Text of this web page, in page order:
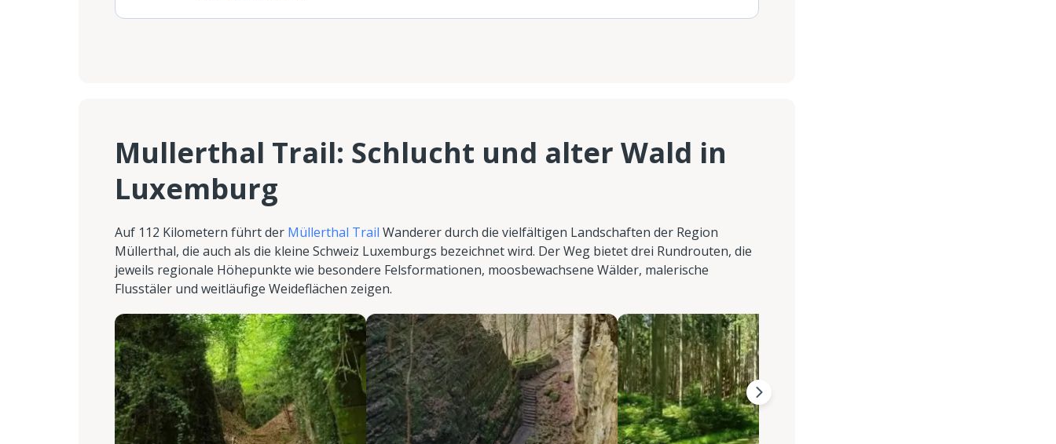
Mullerthal Trail: Schlucht und alter Wald in
Luxemburg
Auf 112 Kilometern führt der Müllerthal Trail Wanderer durch die vielfältigen Landschaften der Region
Müllerthal, die auch als die kleine Schweiz Luxemburgs bezeichnet wird. Der Weg bietet drei Rundrouten, die
jeweils regionale Höhepunkte wie besondere Felsformationen, moosbewachsene Wälder, malerische
Flusstäler und weitläufige Weideflächen zeigen.